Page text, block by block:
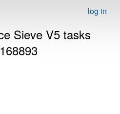
log in
Sieve V5 tasks